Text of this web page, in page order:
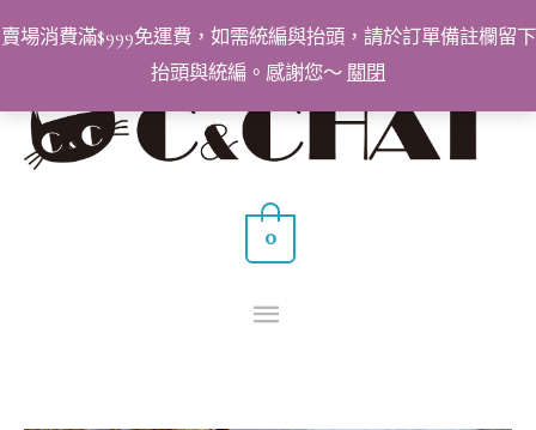
賣場消費滿$999免運費，如需統編與抬頭，請於訂單備註欄留下
抬頭與統編。感謝您～ 關閉
至
要
選
0